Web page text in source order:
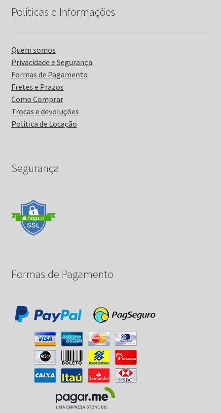
Políticas e Informações
Quem somos
Privacidade e Segurança
Formas de Pagamento
Fretes e Prazos
Como Comprar
Trocas e devoluções
Política de Locação
Segurança
Formas de Pagamento